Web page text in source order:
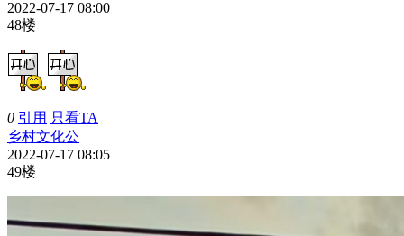
2022-07-17 08:00
48楼
0 引用 只看TA
乡村文化公
2022-07-17 08:05
49楼